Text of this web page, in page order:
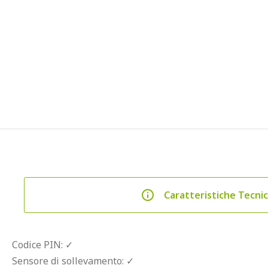
Caratteristiche
Codice PIN: ✓
Sensore di sollevamento: ✓